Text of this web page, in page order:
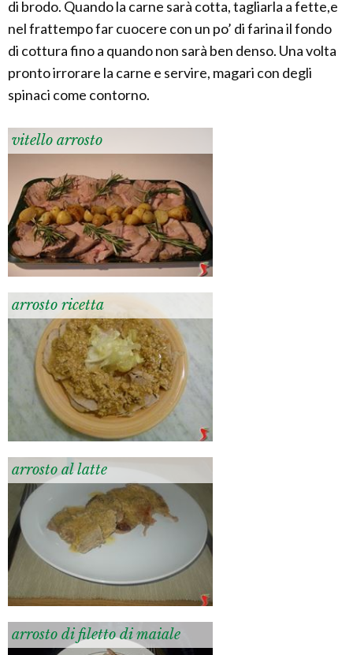
di brodo. Quando la carne sarà cotta, tagliarla a fette,e
nel frattempo far cuocere con un po’ di farina il fondo
di cottura fino a quando non sarà ben denso. Una volta
pronto irrorare la carne e servire, magari con degli
spinaci come contorno.
vitello arrosto
arrosto ricetta
arrosto al latte
arrosto di filetto di maiale